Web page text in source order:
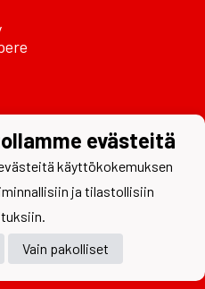
evästeitä
käyttökokemuksen
ja tilastollisiin
Vain pakolliset